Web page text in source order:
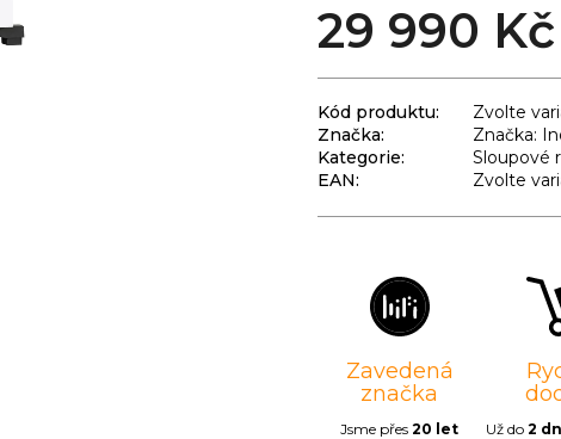
29 990 Kč
Kód produktu:
Zvolte
Značka:
Značka:
Kategorie:
Sloupové
EAN: Zvolte
Zavedená
značka
Jsme přes20 let
Už do 2